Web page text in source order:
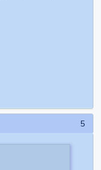
5